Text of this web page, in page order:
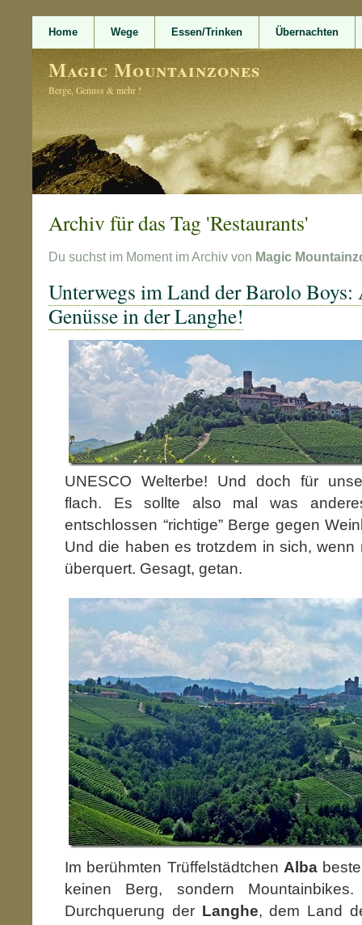
Home Wege Essen/Trinken Übernachten
Magic Mountainzones
Berge, Genuss & mehr !
Archiv für das Tag 'Restaurants'
Du suchst im Moment im Archiv von Magic
Unterwegs im Land der Barolo
Genüsse in der Langhe!
UNESCO Welterbe! Und doch für
flach. Es sollte also mal was
entschlossen “richtige” Berge gegen
Und die haben es trotzdem in sich, wenn
überquert. Gesagt, getan.
Im berühmten Trüffelstädtchen Alba
keinen Berg, sondern
Durchquerung der Langhe, dem Land